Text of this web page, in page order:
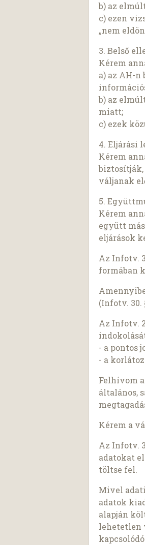
b) az
c) ezen
„nem
3. Belső
Kérem
a) az AH-
b) az
miatt;
c) ezek
4. Eljárási
Kérem
biztosítják,
váljanak
5.
Kérem
együtt
eljárások
Az Infotv.
formában
(Infotv. 30.
Az Infotv.
- a pontos
- a
Felhívom
általános,
Kérem a
Az Infotv.
adatokat
töltse fel.
Mivel
adatok
alapján
lehetetlen